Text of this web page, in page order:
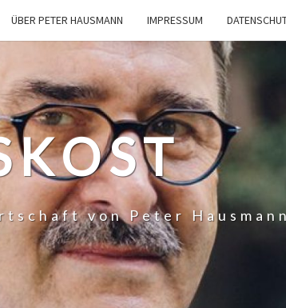
ÜBER PETER HAUSMANN IMPRESSUM
von Peter